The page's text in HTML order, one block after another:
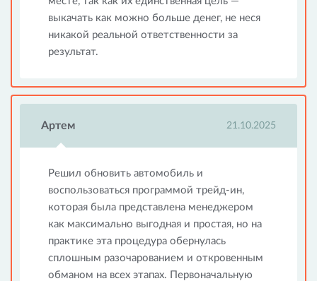
выкачать как можно больше денег, не неся
никакой реальной ответственности за
результат.
Артем 21.10.2025
Решил обновить автомобиль и
воспользоваться программой трейд-ин,
которая была представлена менеджером
как максимально выгодная и простая, но на
практике эта процедура обернулась
сплошным разочарованием и откровенным
обманом на всех этапах. Первоначальную